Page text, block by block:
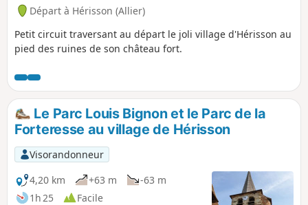
Départ à Hérisson (Allier)
Petit circuit traversant au départ le joli village d'Hérisson au
pied des ruines de son château fort.
Le Parc Louis Bignon et le Parc de la
Forteresse au village de Hérisson
Visorandonneur
4,20 km
+63 m
-63 m
1h 25
Facile